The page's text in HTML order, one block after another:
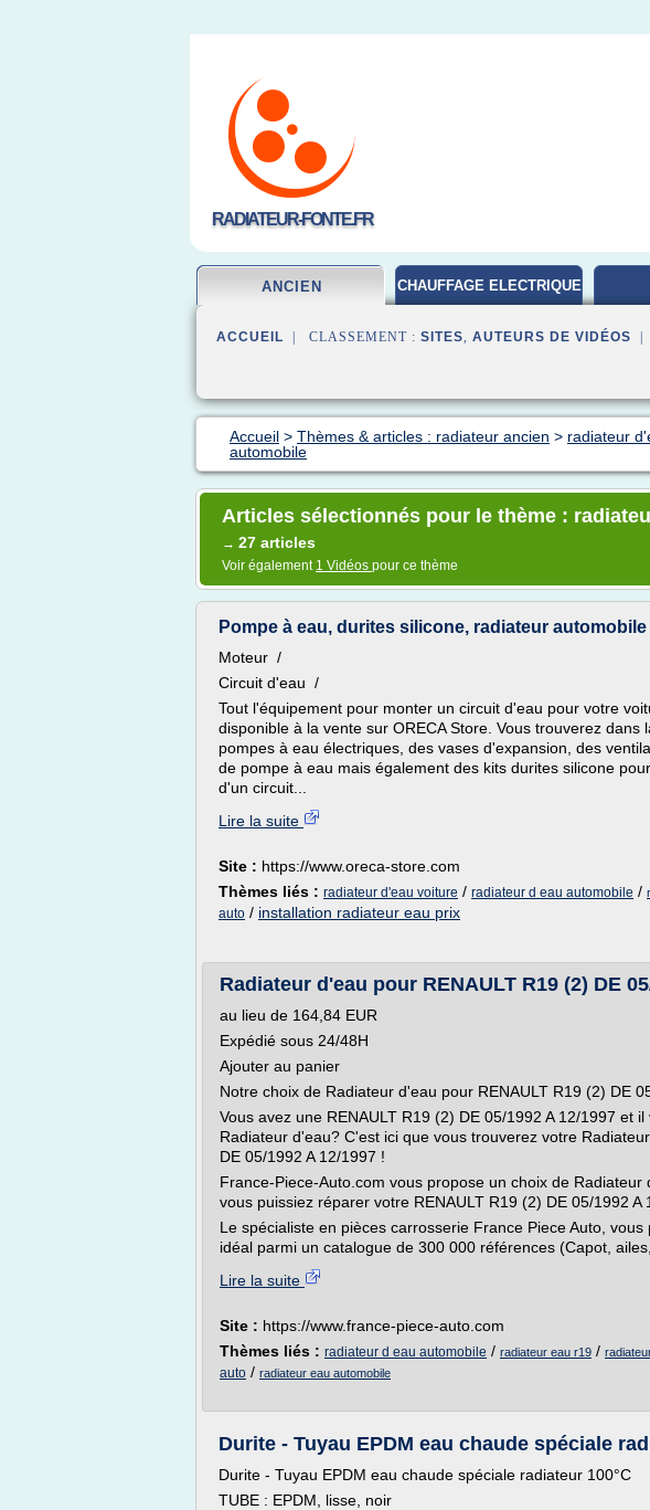
RADIATEUR-FONTE.FR
ANCIEN CHAUFFAGE ELECTRIQUE
ACCUEIL | CLASSEMENT : SITES, AUTEURS DE VIDÉOS |
Accueil > Thèmes & articles : radiateur ancien > radiateur
automobile
Articles sélectionnés pour le thème :
→ 27 articles
Voir également 1 Vidéos pour ce thème
Pompe à eau, durites silicone, radiateur automobile
Moteur /
Circuit d'eau /
Tout l'équipement pour monter un circuit d'eau pour votre
disponible à la vente sur ORECA Store. Vous trouverez dans
pompes à eau électriques, des vases d'expansion, des
de pompe à eau mais également des kits durites silicone
d'un circuit...
Lire la suite
Site : https://www.oreca-store.com
Thèmes liés : radiateur d'eau voiture / radiateur d eau automobile /
auto / installation radiateur eau prix
Radiateur d'eau pour RENAULT R19 (2) DE
au lieu de 164,84 EUR
Expédié sous 24/48H
Ajouter au panier
Notre choix de Radiateur d'eau pour RENAULT R19 (2) DE
Vous avez une RENAULT R19 (2) DE 05/1992 A 12/1997 et
Radiateur d'eau? C'est ici que vous trouverez votre
DE 05/1992 A 12/1997 !
France-Piece-Auto.com vous propose un choix de
vous puissiez réparer votre RENAULT R19 (2) DE 05/1992 A
Le spécialiste en pièces carrosserie France Piece Auto,
idéal parmi un catalogue de 300 000 références (Capot,
Lire la suite
Site : https://www.france-piece-auto.com
Thèmes liés : radiateur d eau automobile / radiateur eau r19 /
auto / radiateur eau automobile
Durite - Tuyau EPDM eau chaude spéciale
Durite - Tuyau EPDM eau chaude spéciale radiateur 100°C
TUBE : EPDM, lisse, noir